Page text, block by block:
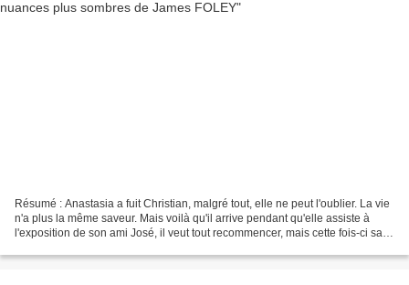
Résumé : Anastasia a fuit Christian, malgré tout, elle ne peut l'oublier. La vie
n'a plus la même saveur. Mais voilà qu'il arrive pendant qu'elle assiste à
l'exposition de son ami José, il veut tout recommencer, mais cette fois-ci sans